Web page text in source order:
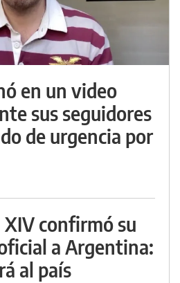
en un video
sus seguidores
de urgencia por
XIV confirmó su
a Argentina:
al país